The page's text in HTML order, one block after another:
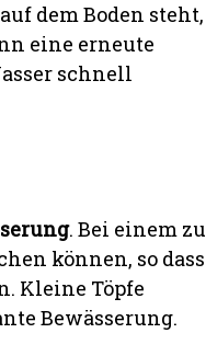
dem Boden steht,
eine erneute
schnell
. Bei einem zu
können, so dass
Kleine Töpfe
Bewässerung.